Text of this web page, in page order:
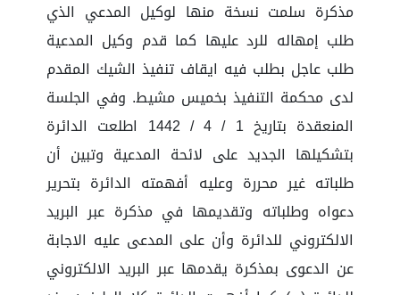
مذكرة سلمت نسخة منها لوكيل المدعي الذي
طلب إمهاله للرد عليها كما قدم وكيل المدعية
طلب عاجل بطلب فيه ايقاف تنفيذ الشيك المقدم
لدى محكمة التنفيذ بخميس مشيط. وفي الجلسة
المنعقدة بتاريخ 1 / 4 / 1442 اطلعت الدائرة
بتشكيلها الجديد على لائحة المدعية وتبين أن
طلباته غير محررة وعليه أفهمته الدائرة بتحرير
دعواه وطلباته وتقديمها في مذكرة عبر البريد
الالكتروني للدائرة وأن على المدعى عليه الاجابة
عن الدعوى بمذكرة يقدمها عبر البريد الالكتروني